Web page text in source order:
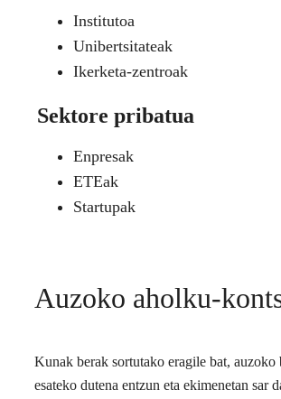
Institutoa
Unibertsitateak
Ikerketa-zentroak
Sektore pribatua
Enpresak
ETEak
Startupak
Auzoko aholku-
Kunak berak sortutako eragile bat, auzoko
esateko dutena entzun eta ekimenetan sar